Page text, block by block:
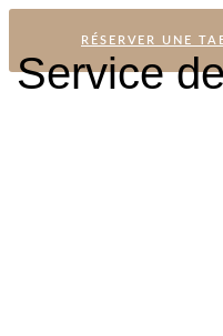
RÉSERVER UNE
Service